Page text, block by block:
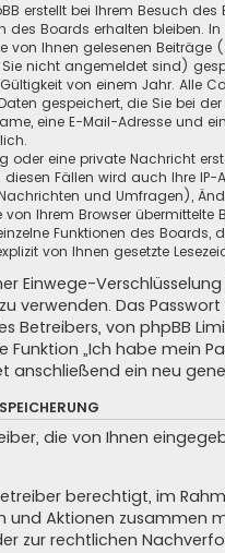
erstellt bei Ihrem Besuch
des Boards erhalten bleiben.
von Ihnen gelesenen
nicht angemeldet sind)
von einem Jahr. Alle
gespeichert, die Sie bei
eine E-Mail-Adresse und
oder eine private Nachricht
Fällen wird auch Ihre
und Umfragen),
von Ihrem Browser
Funktionen des
von Ihnen gesetzte
Einwege-
verwenden. Das
Betreibers, von phpBB
Funktion „Ich habe mein
anschließend ein neu
die von Ihnen
berechtigt, im
und Aktionen zusammen
zur rechtlichen